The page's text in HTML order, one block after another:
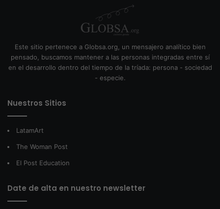
Este sitio pertenece a Globsa.org, un mensajero analítico bien
pensado, buscamos mantener a las personas integradas entre sí
en el desarrollo dentro del tiempo de la tríada: persona - sociedad
- especie.
Nuestros Sitios
LatamArt
The Woman Post
El Post Education
Date de alta en nuestro newsletter